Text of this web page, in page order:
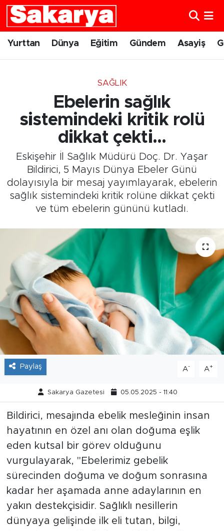
Yurttan Dünya Eğitim Gündem Asayiş
SAĞLIK
Ebelerin sağlık
sistemindeki kritik rolü
dikkat çekti...
Eskişehir İl Sağlık Müdürü Doç. Dr. Yaşar
Bildirici, 5 Mayıs Dünya Ebeler Günü
dolayısıyla bir mesaj yayımlayarak, ebelerin
sağlık sistemindeki kritik rolüne dikkat çekti
ve tüm ebelerin gününü kutladı.
Paylaş A- A+
Sakarya Gazetesi 05.05.2025 - 11:40
Bildirici, mesajında ebelik mesleğinin insan
hayatının en özel anı olan doğuma eşlik
eden kutsal bir görev olduğunu
vurgulayarak, "Ebelerimiz gebelik
sürecinden doğuma ve doğum sonrasına
kadar her aşamada anne adaylarının en
yakın destekçisidir. Sağlıklı nesillerin
dünyaya gelişinde ilk eli tutan, bilgi,
Yurttan
Gündem
Eskişehirspor
Spor
Sağlık
Tarihçe
Resmi İlanlar
Söyleşi
Foto Şaka
Teknoloji
Politika
Eskişehir Nöbetçi Eczaneler
Eskişehir Trafik Yoğunluk Haritası
Süper Lig Puan Durumu ve Fikstür
Tüm Manşetler
Son Dakika Haberleri